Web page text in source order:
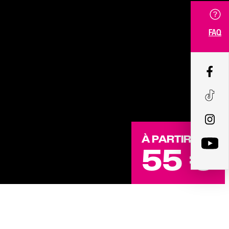
FAQ
À PARTIR DE
55 €